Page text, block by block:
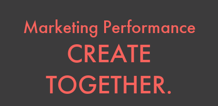
Marketing Performance
CREATE
TOGETHER.